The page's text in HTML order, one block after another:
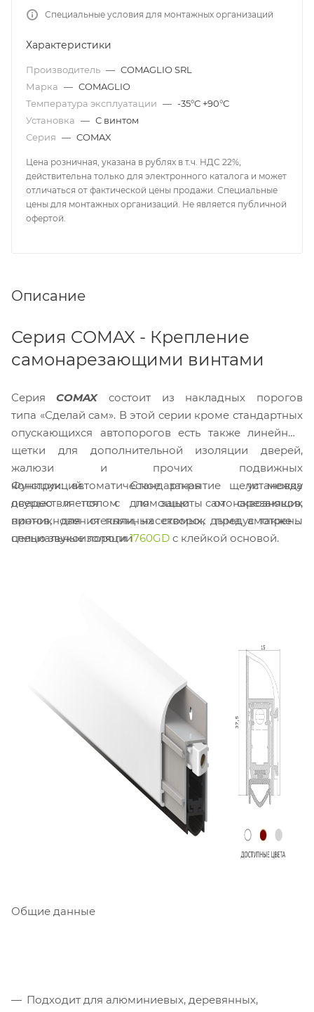
Специальные условия для монтажных организаций
Характеристики
Производитель — COMAGLIO SRL
Марка — COMAGLIO
Температура эксплуатации — -35°С +90°С
Установка — С винтом
Серия — COMAX
Цена розничная, указана в рублях в т.ч. НДС 22%,
действительна только для электронного каталога и может
отличаться от фактической цены продажи. Специальные
цены для монтажных организаций. Не является публичной
офертой.
Описание
Серия COMAX - Крепление
самонарезающими винтами
Серия COMAXсостоит из накладных порогов
типа «Сделай сам». В этой серии кроме стандартных
опускающихся автопорогов есть также линейные
щетки для дополнительной изоляции дверей,
жалюзи и прочих подвижных
конструкций. Стандартная установка
осуществляется с помощью самонарезающих
винтов, для стеклянных створок предусмотрены
специальные пороги1760GD с клейкой основой.
Функции: автоматическое закрытие щели между
дверью и полом для защиты от сквозняков,
проникновения пыли, насекомых, дыма, а также с
целью звукоизоляции
Общие данные
Подходит для алюминиевых, деревянных,